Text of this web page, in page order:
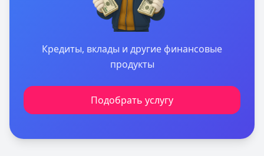
Кредиты, вклады и другие финансовые
продукты
Подобрать услугу